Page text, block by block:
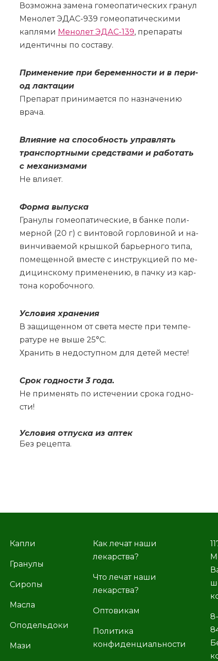
Воз­мож­на за­ме­на го­мео­па­ти­че­ских гра­нул
Ме­но­лет ЭДАС-939 го­мео­па­ти­че­ски­ми
кап­ля­ми Ме­но­лет ЭДАС-139, пре­па­ра­ты
иден­тич­ны по со­ста­ву.
При­ме­не­ние при бе­ре­мен­но­сти и в пе­ри­
од лак­та­ции
Пре­па­рат при­ни­ма­ет­ся по на­зна­че­нию
вра­ча.
Вли­я­ние на спо­соб­ность управ­лять
транс­порт­ны­ми сред­ства­ми и ра­бо­тать
с ме­ха­низ­ма­ми
Не вли­я­ет.
Фор­ма вы­пус­ка
Гра­ну­лы го­мео­па­ти­че­ские, в бан­ке по­ли­
мер­ной (20 г) с вин­то­вой гор­ло­ви­ной и на­
вин­чи­ва­е­мой крыш­кой ба­рьер­но­го ти­па,
по­ме­щен­ной вме­сте с ин­струк­ци­ей по ме­
ди­цин­ско­му при­ме­не­нию, в пач­ку из кар­
то­на ко­ро­боч­но­го.
Усло­вия хра­не­ния
В за­щи­щен­ном от све­та ме­сте при тем­пе­
ра­ту­ре не вы­ше 25°С.
Хра­нить в не­до­ступ­ном для де­тей ме­сте!
Срок год­но­сти 3 го­да.
Не при­ме­нять по ис­те­че­нии сро­ка год­но­
сти!
Усло­вия от­пус­ка из ап­тек
Без ре­цеп­та.
Капли
Гранулы
Сиропы
Масла
Оподельдоки
Мази
Как лечат наши
лекарства?
Что лечат наши
лекарства?
Оптовикам
Политика
конфиденциальности